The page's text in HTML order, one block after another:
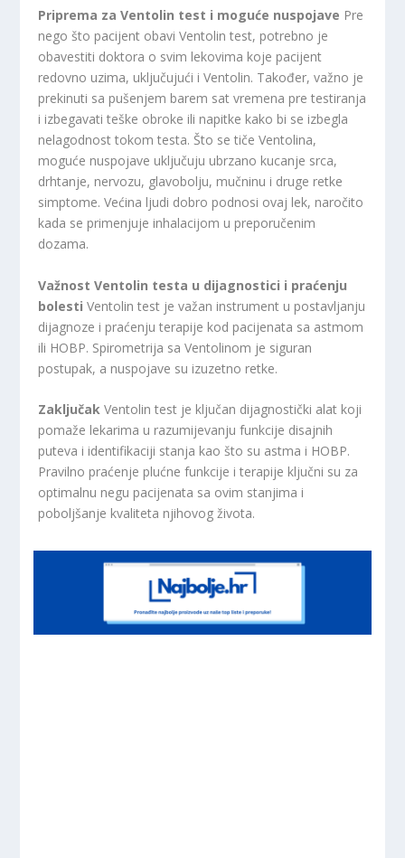
Priprema za Ventolin test i moguće nuspojave Pre
nego što pacijent obavi Ventolin test, potrebno je
obavestiti doktora o svim lekovima koje pacijent
redovno uzima, uključujući i Ventolin. Također, važno je
prekinuti sa pušenjem barem sat vremena pre testiranja
i izbegavati teške obroke ili napitke kako bi se izbegla
nelagodnost tokom testa. Što se tiče Ventolina,
moguće nuspojave uključuju ubrzano kucanje srca,
drhtanje, nervozu, glavobolju, mučninu i druge retke
simptome. Većina ljudi dobro podnosi ovaj lek, naročito
kada se primenjuje inhalacijom u preporučenim
dozama.
Važnost Ventolin testa u dijagnostici i praćenju
bolesti Ventolin test je važan instrument u postavljanju
dijagnoze i praćenju terapije kod pacijenata sa astmom
ili HOBP. Spirometrija sa Ventolinom je siguran
postupak, a nuspojave su izuzetno retke.
Zaključak Ventolin test je ključan dijagnostički alat koji
pomaže lekarima u razumijevanju funkcije disajnih
puteva i identifikaciji stanja kao što su astma i HOBP.
Pravilno praćenje plućne funkcije i terapije ključni su za
optimalnu negu pacijenata sa ovim stanjima i
poboljšanje kvaliteta njihovog života.